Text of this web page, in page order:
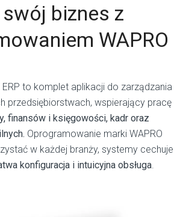
biznes z
WAPRO
ERP to komplet aplikacji do zarządzania
przedsiębiorstwach, wspierający pracę
finansów i księgowości, kadr oraz
Oprogramowanie marki WAPRO
w każdej branży, systemy cechuje
konfiguracja i intuicyjna obsługa